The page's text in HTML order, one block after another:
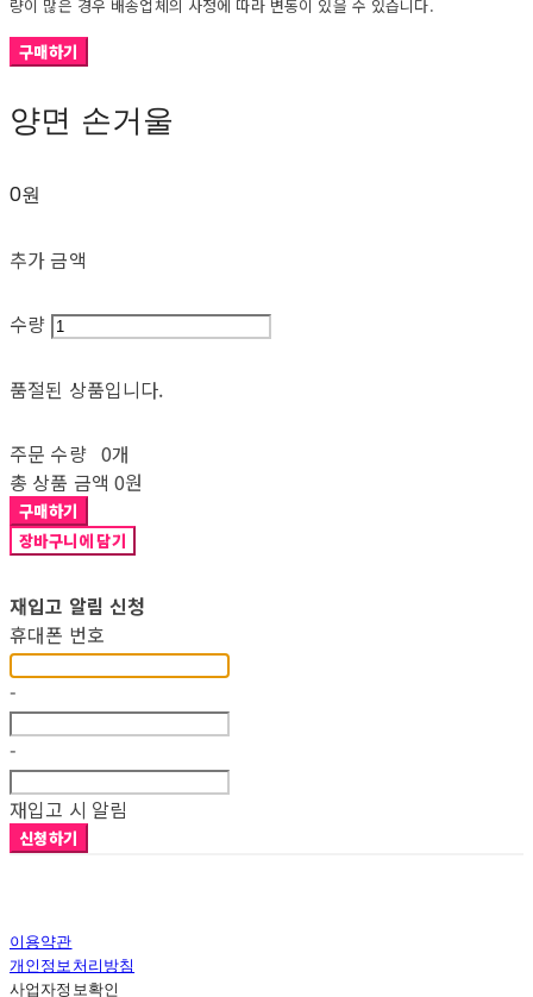
량이 많은 경우 배송업체의 사정에 따라 변동이 있을 수 있습니다.
구매하기
양면 손거울
0원
추가 금액
수량
품절된 상품입니다.
주문 수량 0개
총 상품 금액 0원
구매하기
장바구니에 담기
재입고 알림 신청
휴대폰 번호
-
-
재입고 시 알림
신청하기
이용약관
개인정보처리방침
사업자정보확인